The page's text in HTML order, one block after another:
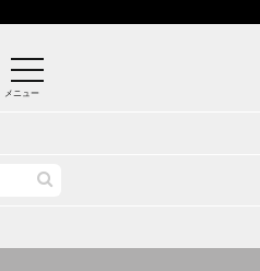
メニュー